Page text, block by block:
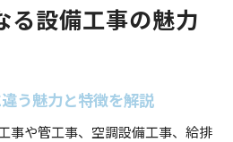
る設備工事の魅力
う魅力と特徴を解説
事や管工事、空調設備工事、給排